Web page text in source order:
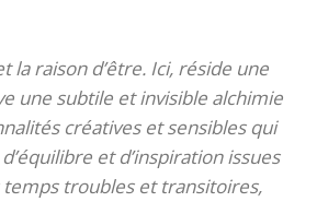
la raison d’être. Ici, réside une
une subtile et invisible alchimie
créatives et sensibles qui
et d’inspiration issues
temps troubles et transitoires,